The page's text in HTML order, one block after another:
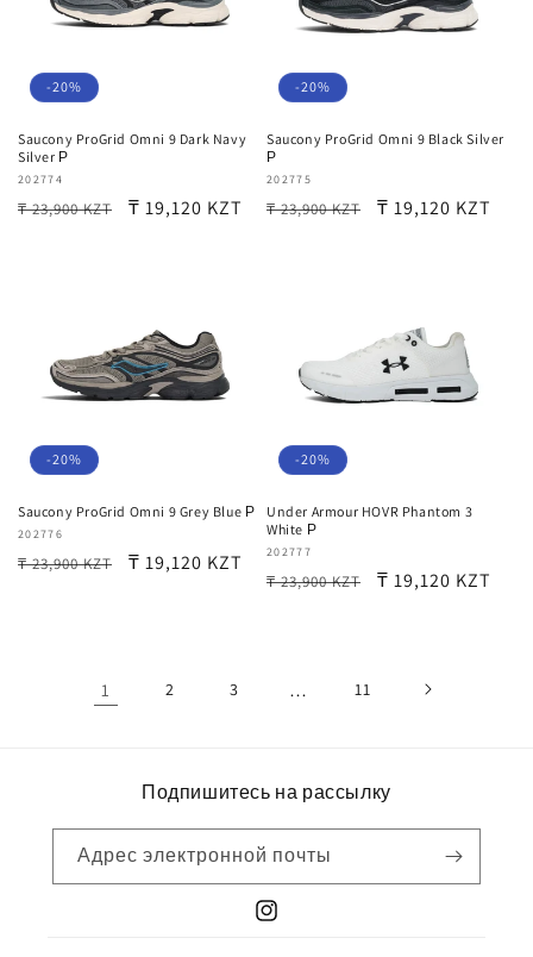
-20%
Saucony ProGrid Omni 9 Dark Navy
Silver Р
Продавец:
202774
Обычная
₸ 23,900 KZT
Цена
₸ 19,120 KZT
-20%
Saucony ProGrid Omni 9 Black Silver
Р
Продавец:
202775
Обычная
₸ 23,900 KZT
Цена
₸ 19,120 KZT
-20%
Saucony ProGrid Omni 9 Grey Blue Р
Продавец:
202776
Обычная
₸ 23,900 KZT
Цена
₸ 19,120 KZT
-20%
Under Armour HOVR Phantom 3
White Р
Продавец:
202777
Обычная
₸ 23,900 KZT
Цена
₸ 19,120 KZT
1 2 3 … 11
Подпишитесь на рассылку
Адрес электронной почты
Instagram